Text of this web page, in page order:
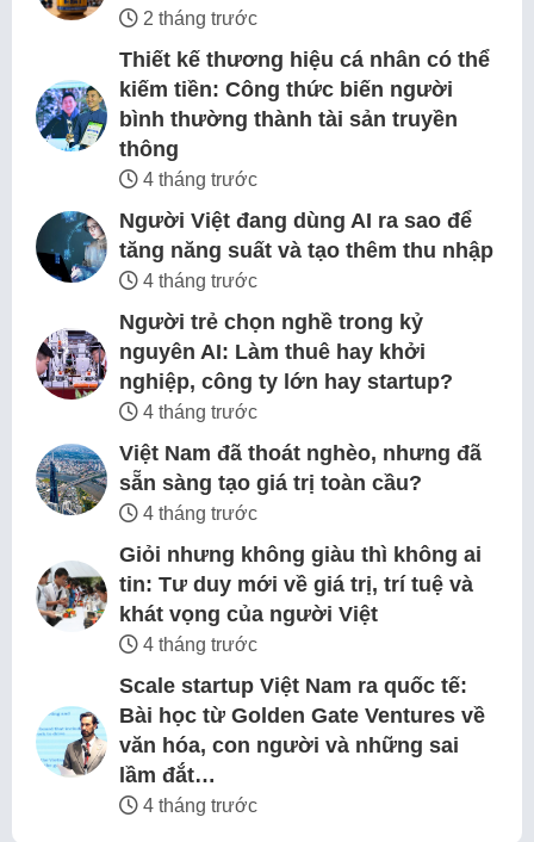
2 tháng trước
Thiết kế thương hiệu cá nhân có thể
kiếm tiền: Công thức biến người
bình thường thành tài sản truyền
thông
4 tháng trước
Người Việt đang dùng AI ra sao để
tăng năng suất và tạo thêm thu nhập
4 tháng trước
Người trẻ chọn nghề trong kỷ
nguyên AI: Làm thuê hay khởi
nghiệp, công ty lớn hay startup?
4 tháng trước
Việt Nam đã thoát nghèo, nhưng đã
sẵn sàng tạo giá trị toàn cầu?
4 tháng trước
Giỏi nhưng không giàu thì không ai
tin: Tư duy mới về giá trị, trí tuệ và
khát vọng của người Việt
4 tháng trước
Scale startup Việt Nam ra quốc tế:
Bài học từ Golden Gate Ventures về
văn hóa, con người và những sai
lầm đắt…
4 tháng trước